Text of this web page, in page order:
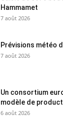
Hammamet
7 août 2026
Prévisions météo
7 août 2026
Un consortium
modèle de
6 août 2026